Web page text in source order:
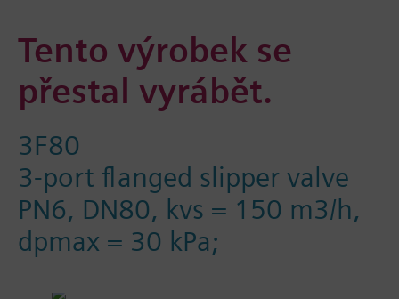
Tento výrobek se
přestal vyrábět.
3F80
3-port flanged slipper valve
PN6, DN80, kvs = 150 m3/h,
dpmax = 30 kPa;